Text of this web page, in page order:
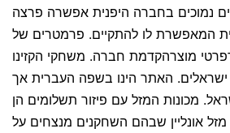
נמוכים בחברה היפנית אפשרה פרצה
המאפשרת לו להתקיים. פרמטרים של
מוצרהקדמת חברה. משחקי הקזינו
ישראלים. האתר הינו בשפה העברית אך
מכונות המזל עם פיזור תשלומים הן
אונליין שבהם השחקנים מנצחים על